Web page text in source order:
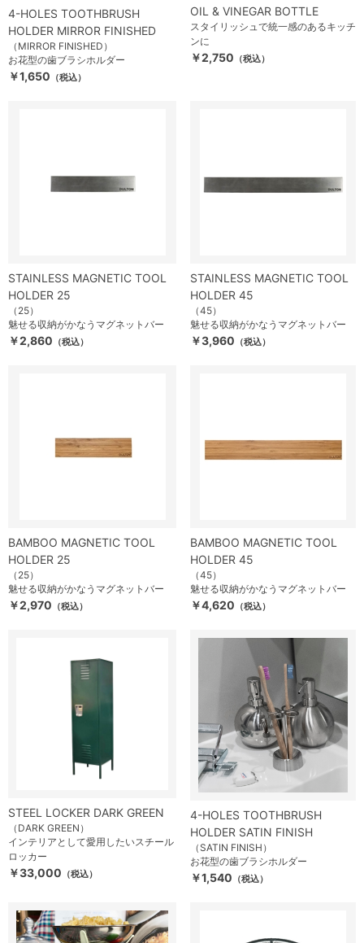
4-HOLES TOOTHBRUSH
HOLDER MIRROR FINISHED
（MIRROR FINISHED）
お花型の歯ブラシホルダー
￥1,650 （税込）
OIL & VINEGAR BOTTLE
スタイリッシュで統一感のあるキッチ
ンに
￥2,750 （税込）
STAINLESS MAGNETIC TOOL
HOLDER 25
（25）
魅せる収納がかなうマグネットバー
￥2,860 （税込）
STAINLESS MAGNETIC TOOL
HOLDER 45
（45）
魅せる収納がかなうマグネットバー
￥3,960 （税込）
BAMBOO MAGNETIC TOOL
HOLDER 25
（25）
魅せる収納がかなうマグネットバー
￥2,970 （税込）
BAMBOO MAGNETIC TOOL
HOLDER 45
（45）
魅せる収納がかなうマグネットバー
￥4,620 （税込）
STEEL LOCKER DARK GREEN
（DARK GREEN）
インテリアとして愛用したいスチール
ロッカー
￥33,000 （税込）
4-HOLES TOOTHBRUSH
HOLDER SATIN FINISH
（SATIN FINISH）
お花型の歯ブラシホルダー
￥1,540 （税込）